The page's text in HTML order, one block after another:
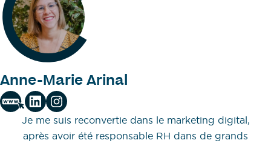
Anne-Marie Arinal
Je me suis reconvertie dans le marketing digital,
après avoir été responsable RH dans de grands